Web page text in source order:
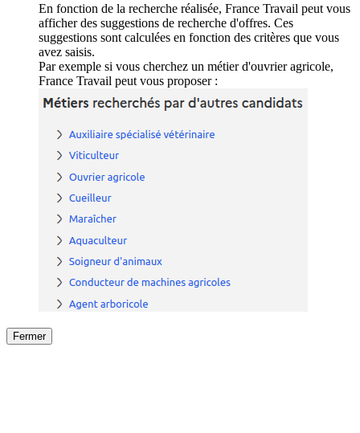
En fonction de la recherche réalisée, France Travail peut vous
afficher des suggestions de recherche d'offres. Ces
suggestions sont calculées en fonction des critères que vous
avez saisis.
Par exemple si vous cherchez un métier d'ouvrier agricole,
France Travail peut vous proposer :
Fermer